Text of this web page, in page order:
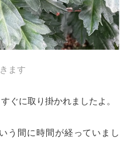
ます
ぐに取り掛かれましたよ。
う間に時間が経っていまし